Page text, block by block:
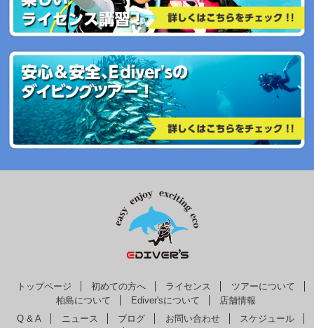
トップページ 初めての方へ ライセンス
ツアーについて
柏島について
Ediver'sについて
店舗情報
Q & A
ニュース ブログ お問い合わせ
スケジュール